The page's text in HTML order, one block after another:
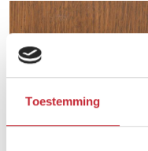
Toestemming